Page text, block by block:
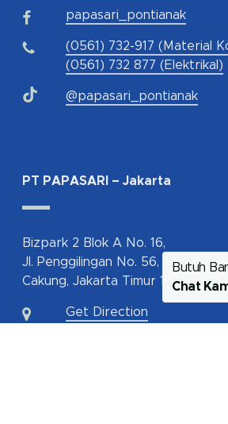
papasari_pontianak
(0561) 732-917 (Material
(0561) 732 877 (Elektrikal)
@papasari_pontianak
PT PAPASARI – Jakarta
Bizpark 2 Blok A No. 16,
Jl. Penggilingan No. 56,
Cakung, Jakarta Timur 13940
Get Direction
Butuh
Chat